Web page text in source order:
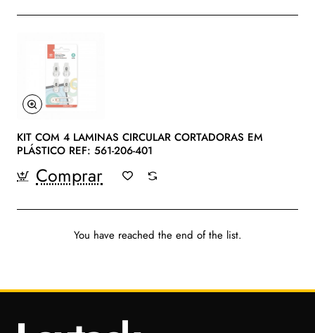
KIT COM 4 LAMINAS CIRCULAR CORTADORAS EM
PLÁSTICO REF: 561-206-401
Comprar
You have reached the end of the list.